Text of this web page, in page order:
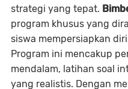
strategi yang tepat.
program khusus yang
siswa mempersiapkan
Program ini mencakup
mendalam, latihan soal
yang realistis. Dengan